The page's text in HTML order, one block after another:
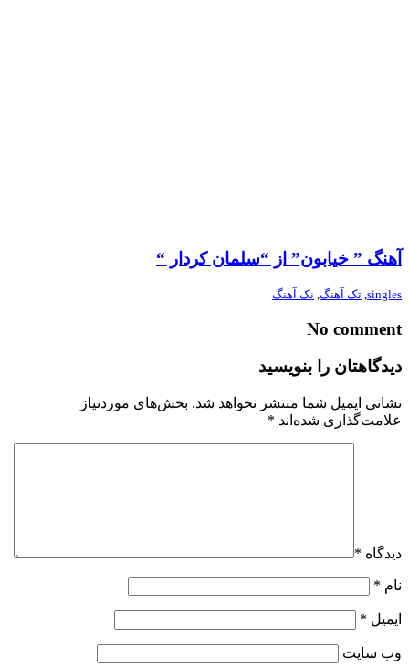
آهنگ ” خیابون” از “سلمان کردار “
singles
, تک آهنگ, نک آهنگ
No comment
دیدگاهتان را بنویسید
نشانی ایمیل شما منتشر نخواهد شد. بخش‌های موردنیاز
علامت‌گذاری شده‌اند *
دیدگاه *
نام *
ایمیل *
وب‌ سایت